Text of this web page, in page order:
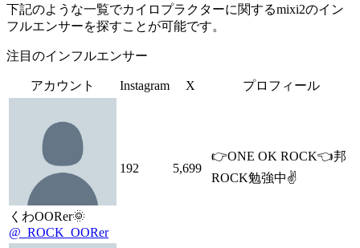
下記のような一覧でカイロプラクターに関するmixi2のイン
フルエンサーを探すことが可能です。
注目のインフルエンサー
アカウント Instagram X プロフィール
くわOORer🌞
@_ROCK_OORer
192 5,699
👉ONE OK ROCK👈邦
ROCK勉強中✌️